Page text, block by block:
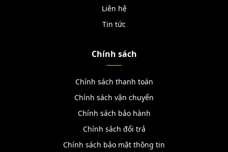
Liên hệ
Tin tức
Chính sách
Chính sách thanh toán
Chính sách vận chuyển
Chính sách bảo hành
Chính sách đổi trả
Chính sách bảo mật thông tin